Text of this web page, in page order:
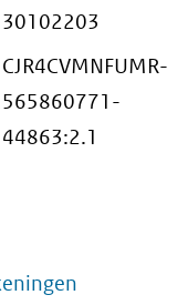
30102203
CJR4CVMNFUMR-
565860771-
44863:2.1